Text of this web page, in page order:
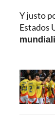
Y justo
Estados